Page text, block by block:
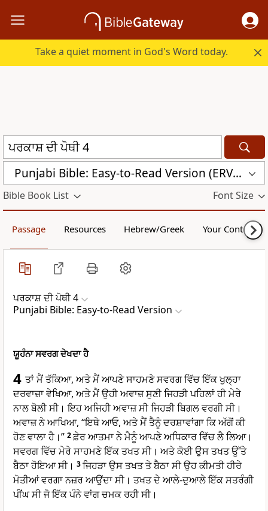
Take a quiet moment in God's Word today.
Punjabi Bible: Easy-to-Read Version (ERV-PA)
Bible Book List Font Size
Passage Resources Hebrew/Greek Your Content
ਪਰਕਾਸ਼ ਦੀ ਪੋਥੀ 4
Punjabi Bible: Easy-to-Read Version
ਯੂਹੰਨਾ ਸਵਰਗ ਦੇਖਦਾ ਹੈ
4 ਤਾਂ ਮੈਂ ਤੱਕਿਆ, ਅਤੇ ਮੈਂ ਆਪਣੇ ਸਾਹਮਣੇ ਸਵਰਗ ਵਿੱਚ ਇੱਕ ਖੁਲ੍ਹਾ
ਦਰਵਾਜ਼ਾ ਵੇਖਿਆ, ਅਤੇ ਮੈਂ ਉਹੀ ਅਵਾਜ਼ ਸੁਣੀ ਜਿਹੜੀ ਪਹਿਲਾਂ ਹੀ ਮੇਰੇ
ਨਾਲ ਬੋਲੀ ਸੀ। ਇਹ ਅਜਿਹੀ ਅਵਾਜ਼ ਸੀ ਜਿਹੜੀ ਬਿਗਲ ਵਰਗੀ ਸੀ।
ਅਵਾਜ਼ ਨੇ ਆਖਿਆ, “ਇਥੇ ਆਓ, ਅਤੇ ਮੈਂ ਤੈਨੂੰ ਦਰਸ਼ਾਵਾਂਗਾ ਕਿ ਅੱਗੋਂ ਕੀ
ਹੋਣ ਵਾਲਾ ਹੈ।” 2ਫ਼ੇਰ ਆਤਮਾ ਨੇ ਮੈਨੂੰ ਆਪਣੇ ਅਧਿਕਾਰ ਵਿੱਚ ਲੈ ਲਿਆ।
ਸਵਰਗ ਵਿੱਚ ਮੇਰੇ ਸਾਹਮਣੇ ਇੱਕ ਤਖਤ ਸੀ। ਅਤੇ ਕੋਈ ਉਸ ਤਖਤ ਉੱਤੇ
ਬੈਠਾ ਹੋਇਆ ਸੀ। 3ਜਿਹੜਾ ਉਸ ਤਖਤ ਤੇ ਬੈਠਾ ਸੀ ਉਹ ਕੀਮਤੀ ਹੀਰੇ
ਮੋਤੀਆਂ ਵਰਗਾ ਨਜ਼ਰ ਆਉਂਦਾ ਸੀ। ਤਖਤ ਦੇ ਆਲੇ-ਦੁਆਲੇ ਇੱਕ ਸਤਰੰਗੀ
ਪੀਂਘ ਸੀ ਜੋ ਇੱਕ ਪੰਨੇ ਵਾਂਗ ਚਮਕ ਰਹੀ ਸੀ।